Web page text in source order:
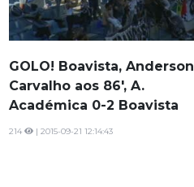
GOLO! Boavista, Anderson
Carvalho aos 86', A.
Académica 0-2 Boavista
214 | 2015-09-21 12:14:43